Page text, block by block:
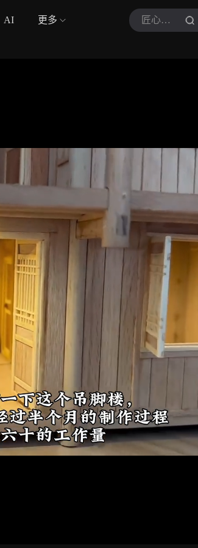
AI 更多 匠心筑造